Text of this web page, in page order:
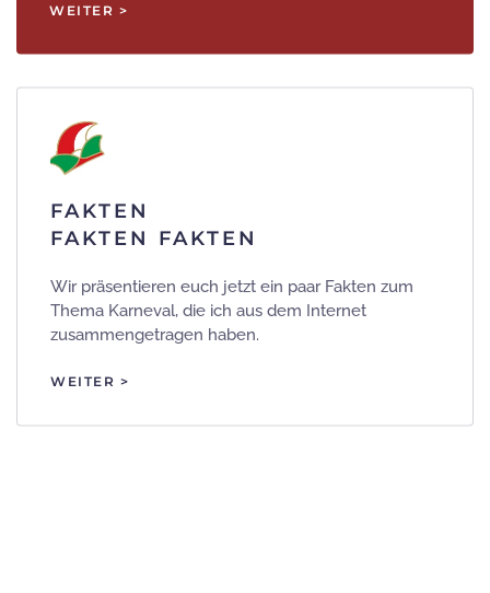
WEITER >
FAKTEN
FAKTEN FAKTEN
Wir präsentieren euch jetzt ein paar Fakten zum
Thema Karneval, die ich aus dem Internet
zusammengetragen haben.
WEITER >